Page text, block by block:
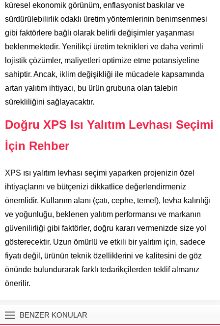
küresel ekonomik görünüm, enflasyonist baskılar ve
sürdürülebilirlik odaklı üretim yöntemlerinin benimsenmesi
gibi faktörlere bağlı olarak belirli değişimler yaşanması
beklenmektedir. Yenilikçi üretim teknikleri ve daha verimli
lojistik çözümler, maliyetleri optimize etme potansiyeline
sahiptir. Ancak, iklim değişikliği ile mücadele kapsamında
artan yalıtım ihtiyacı, bu ürün grubuna olan talebin
sürekliliğini sağlayacaktır.
Doğru XPS Isı Yalıtım Levhası Seçimi
İçin Rehber
XPS ısı yalıtım levhası seçimi yaparken projenizin özel
ihtiyaçlarını ve bütçenizi dikkatlice değerlendirmeniz
önemlidir. Kullanım alanı (çatı, cephe, temel), levha kalınlığı
ve yoğunluğu, beklenen yalıtım performansı ve markanın
güvenilirliği gibi faktörler, doğru kararı vermenizde size yol
gösterecektir. Uzun ömürlü ve etkili bir yalıtım için, sadece
fiyatı değil, ürünün teknik özelliklerini ve kalitesini de göz
önünde bulundurarak farklı tedarikçilerden teklif almanız
önerilir.
BENZER KONULAR